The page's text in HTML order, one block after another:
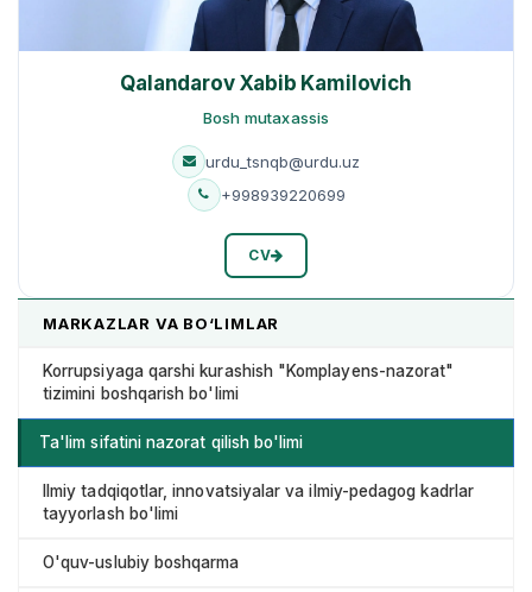
Qalandarov Xabib Kamilovich
Bosh mutaxassis
urdu_tsnqb@urdu.uz
+998939220699
CV
MARKAZLAR VA BO‘LIMLAR
Korrupsiyaga qarshi kurashish "Komplayens-nazorat"
tizimini boshqarish bo'limi
Ta'lim sifatini nazorat qilish bo'limi
Ilmiy tadqiqotlar, innovatsiyalar va ilmiy-pedagog kadrlar
tayyorlash bo'limi
O'quv-uslubiy boshqarma